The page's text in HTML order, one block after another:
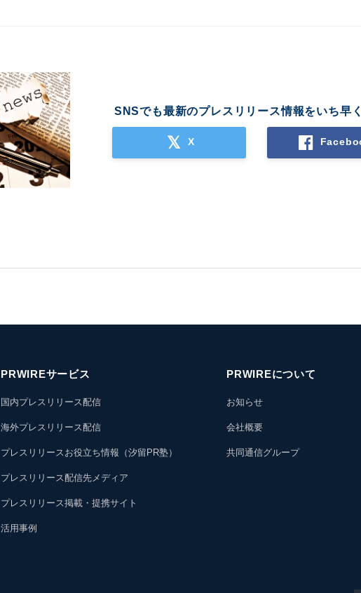
SNSでも最新のプレスリリース情報をいち早
X
PRWIREサービス
国内プレスリリース配信
海外プレスリリース配信
プレスリリースお役立ち情報（汐留PR塾）
プレスリリース配信先メディア
プレスリリース掲載・提携サイト
活用事例
PRWIREについて
お知らせ
会社概要
共同通信グループ